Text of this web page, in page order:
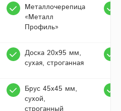
Металлочерепица
«Металл
Профиль»
Доска 20х95 мм,
сухая, строганная
Брус 45х45 мм,
сухой,